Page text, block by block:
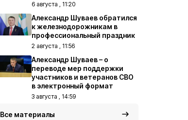
6 августа , 11:20
Александр Шуваев обратился
к железнодорожникам в
профессиональный праздник
2 августа , 11:56
Александр Шуваев – о
переводе мер поддержки
участников и ветеранов СВО
в электронный формат
3 августа , 14:59
Все материалы